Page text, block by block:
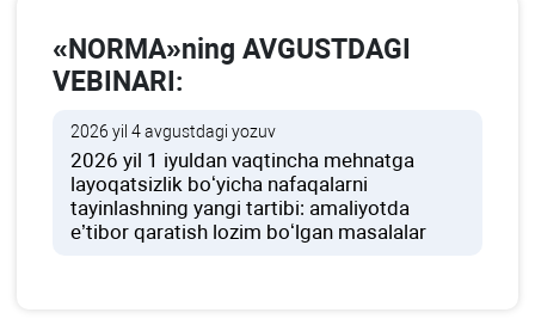
«NORMA»ning AVGUSTDAGI
VEBINARI:
2026 yil 4 avgustdagi yozuv
2026 yil 1 iyuldan vaqtincha mehnatga
layoqatsizlik boʻyicha nafaqalarni
tayinlashning yangi tartibi: amaliyotda
e’tibor qaratish lozim boʻlgan masalalar